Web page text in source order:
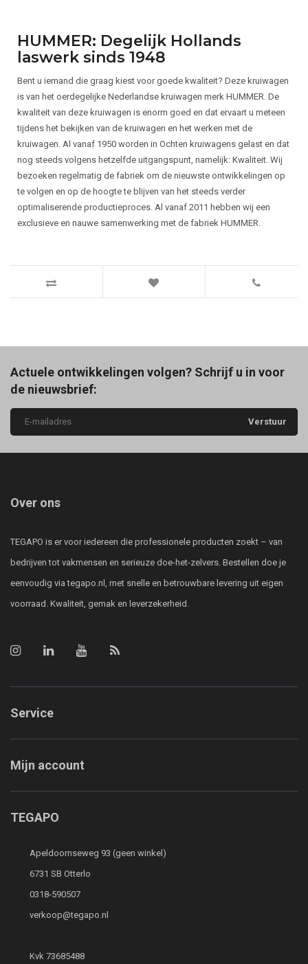
HUMMER: Degelijk Hollands
laswerk sinds 1948
Bent u iemand die graag kiest voor goede kwaliteit? Deze kruiwagen
is van het oerdegelijke Nederlandse kruiwagen merk HUMMER. De
kwaliteit van deze kruiwagen is enorm goed en dat ervaart u meteen
tijdens het bekijken van de kruiwagen en het werken met de
kruiwagen. Al vanaf 1950 worden in Ochten kruiwagens gelast en dat
nog steeds volgens hetzelfde uitgangspunt, namelijk: Kwaliteit. Wij
bezoeken regelmatig de fabriek om de nieuwste ontwikkelingen op
te volgen en op de hoogte te blijven van het steeds verder
optimaliserende productieproces. Al vanaf 2011 hebben wij een
exclusieve en nauwe samenwerking met de fabriek HUMMER.
Actuele ontwikkelingen volgen? Schrijf u in voor
de nieuwsbrief:
Verstuur
Over ons
TEGAPO is er voor iedereen die professionele producten zoekt – van
bedrijven tot vakmensen en serieuze doe-het-zelvers. Bestellen doe je
eenvoudig via tegapo.nl, met snelle en betrouwbare levering uit eigen
voorraad. Kwaliteit, gemak en leverzekerheid.
Service
Mijn account
TEGAPO
Apeldoornseweg 93 (geen winkel)
6731 SB Otterlo
0318-590507
verkoop@tegapo.nl
Kvk 73685488